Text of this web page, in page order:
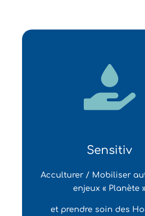

Sensitiv
Acculturer / Mobiliser
enjeux « Planète »
et prendre soin des